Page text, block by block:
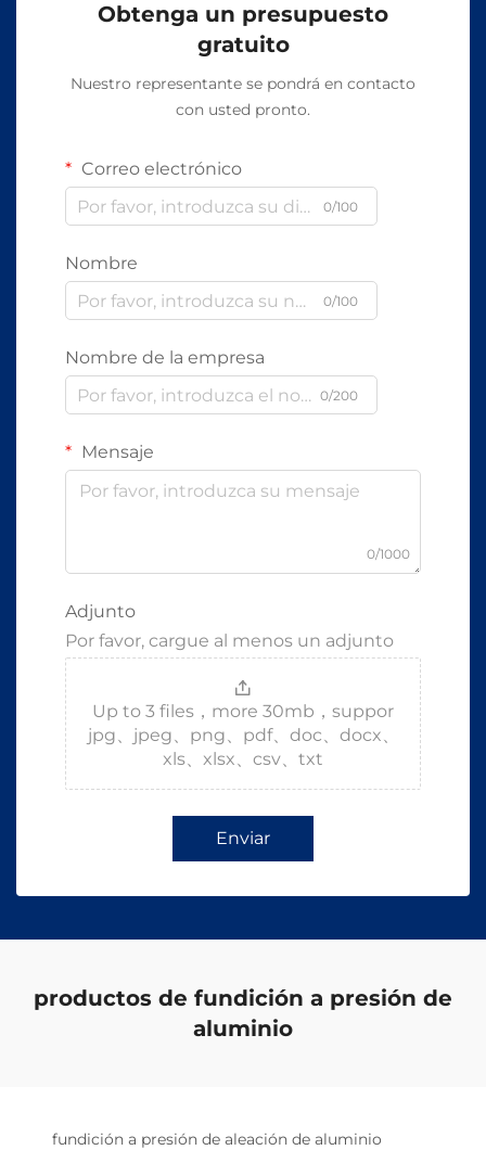
Obtenga un presupuesto
gratuito
Nuestro representante se pondrá en contacto
con usted pronto.
Correo electrónico
0/100
Nombre
0/100
Nombre de la empresa
0/200
Mensaje
0/1000
Adjunto
Por favor, cargue al menos un adjunto
Up to 3 files，more 30mb，suppor
jpg、jpeg、png、pdf、doc、docx、
xls、xlsx、csv、txt
Enviar
productos de fundición a presión de
aluminio
fundición a presión de aleación de aluminio